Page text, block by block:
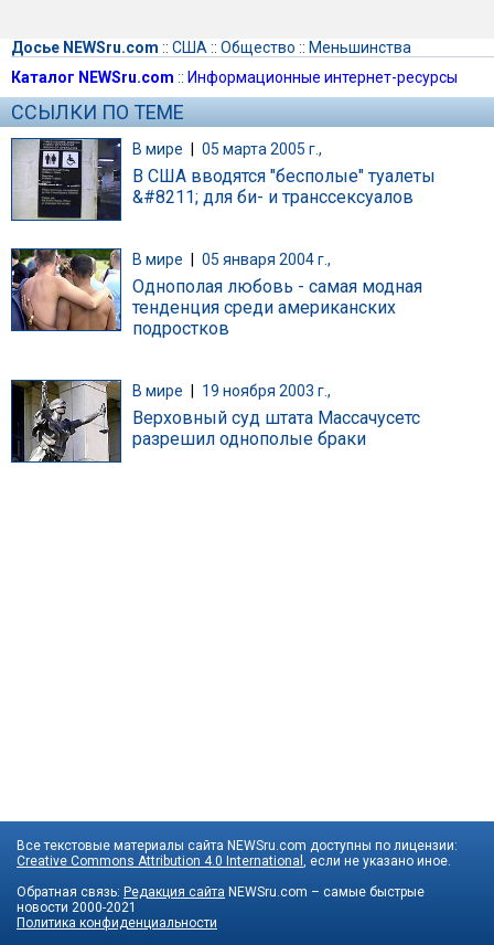
Досье NEWSru.com :: США :: Общество :: Меньшинства
Каталог NEWSru.com :: Информационные интернет-ресурсы
ССЫЛКИ ПО ТЕМЕ
В мире | 05 марта 2005 г.,
В США вводятся "бесполые" туалеты
&#8211; для би- и транссексуалов
В мире 05 января 2004 г.,
Однополая любовь - самая модная
тенденция среди американских
подростков
В мире 19 ноября 2003 г.,
Верховный суд штата Массачусетс
разрешил однополые браки
Все текстовые материалы сайта NEWSru.com доступны по лицензии:
Creative Commons Attribution 4.0 International , если не указано иное.
Обратная связь: Редакция сайта NEWSru.com – самые быстрые
новости 2000-2021
Политика конфиденциальности